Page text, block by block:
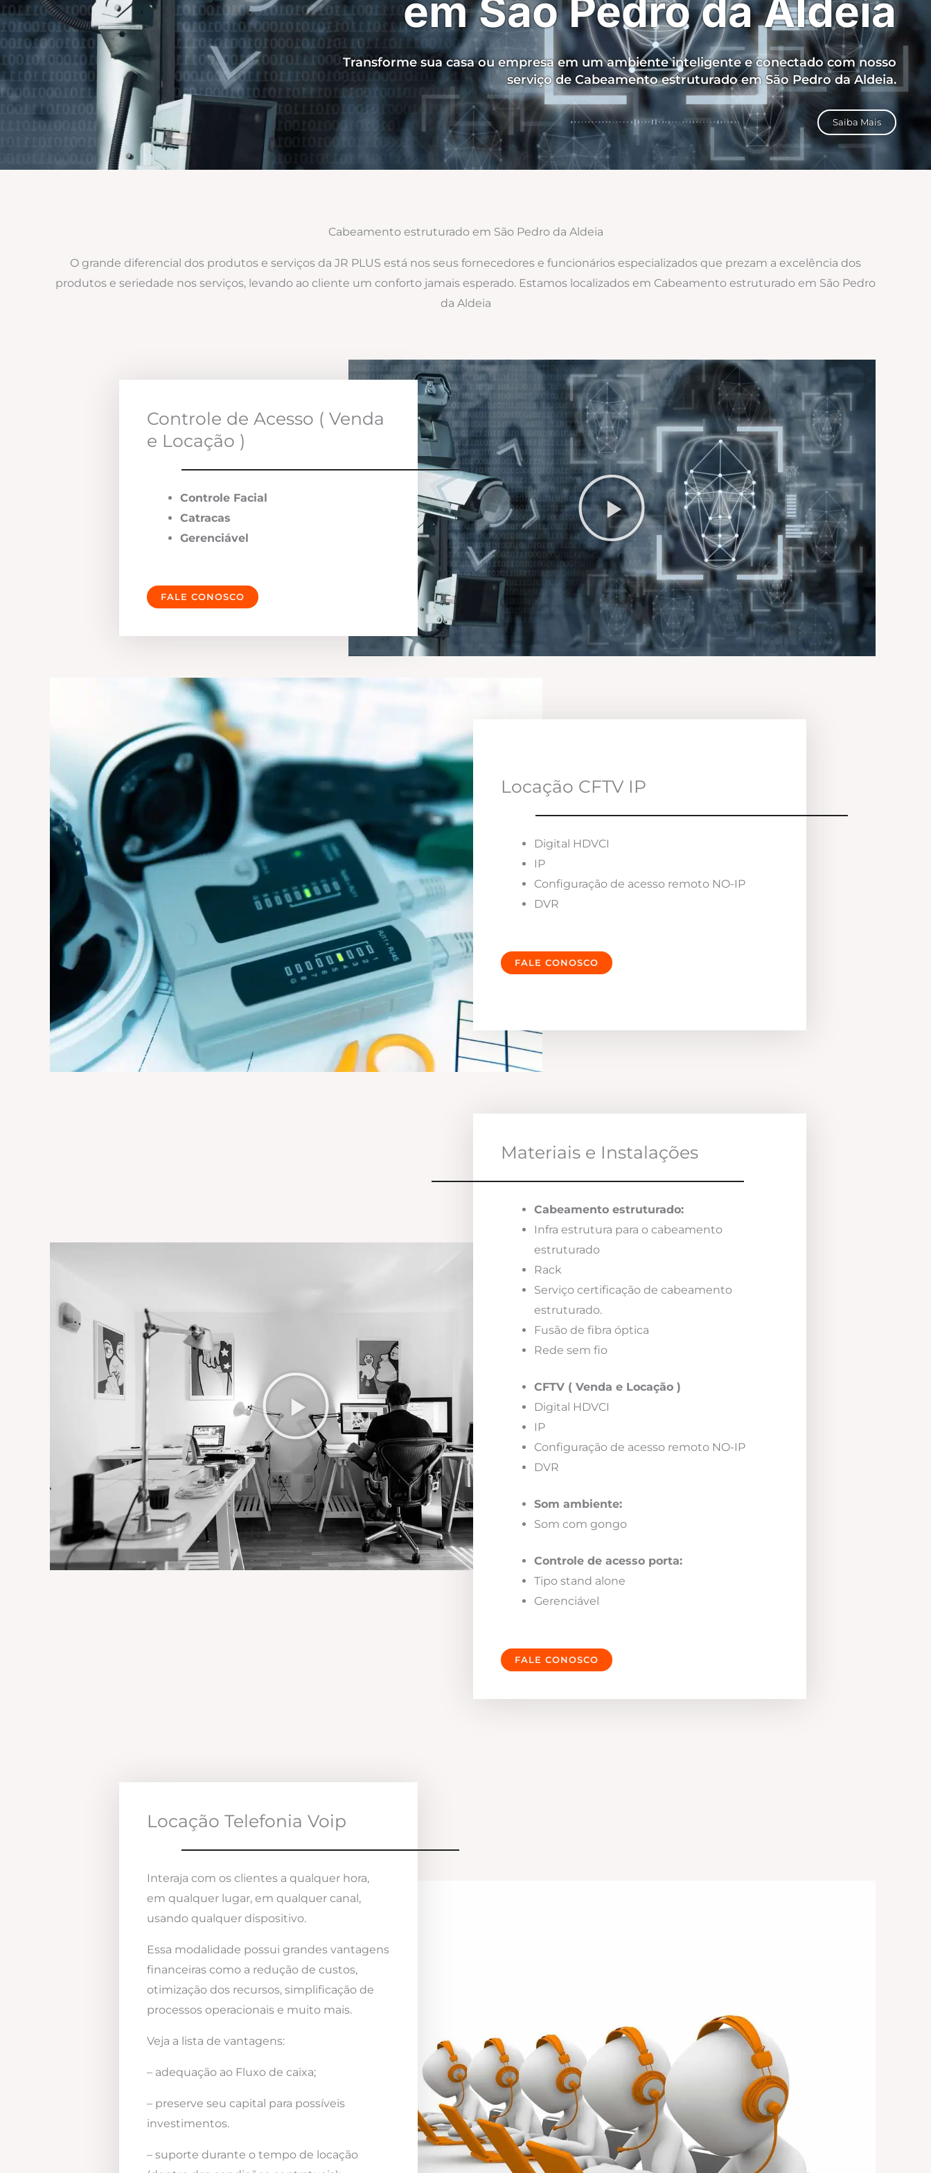
em São Pedro da Aldeia
Transforme sua casa ou empresa em um ambiente inteligente e conectado com nosso
serviço de Cabeamento estruturado em São Pedro da Aldeia.
Saiba Mais
Cabeamento estruturado em São Pedro da Aldeia
O grande diferencial dos produtos e serviços da JR PLUS está nos seus fornecedores e funcionários especializados que prezam a excelência dos
produtos e seriedade nos serviços, levando ao cliente um conforto jamais esperado. Estamos localizados em Cabeamento estruturado em São Pedro
da Aldeia
Controle de Acesso ( Venda
e Locação )
Controle Facial
Catracas
Gerenciável
FALE CONOSCO
Locação CFTV IP
Digital HDVCI
IP
Configuração de acesso remoto NO-IP
DVR
FALE CONOSCO
Materiais e Instalações
Cabeamento estruturado:
Infra estrutura para o cabeamento
estruturado
Rack
Serviço certificação de cabeamento
estruturado.
Fusão de fibra óptica
Rede sem fio
CFTV ( Venda e Locação )
Digital HDVCI
IP
Configuração de acesso remoto NO-IP
DVR
Som ambiente:
Som com gongo
Controle de acesso porta:
Tipo stand alone
Gerenciável
FALE CONOSCO
Locação Telefonia Voip
Interaja com os clientes a qualquer hora,
em qualquer lugar, em qualquer canal,
usando qualquer dispositivo.
Essa modalidade possui grandes vantagens
financeiras como a redução de custos,
otimização dos recursos, simplificação de
processos operacionais e muito mais.
Veja a lista de vantagens:
– adequação ao Fluxo de caixa;
– preserve seu capital para possíveis
investimentos.
– suporte durante o tempo de locação